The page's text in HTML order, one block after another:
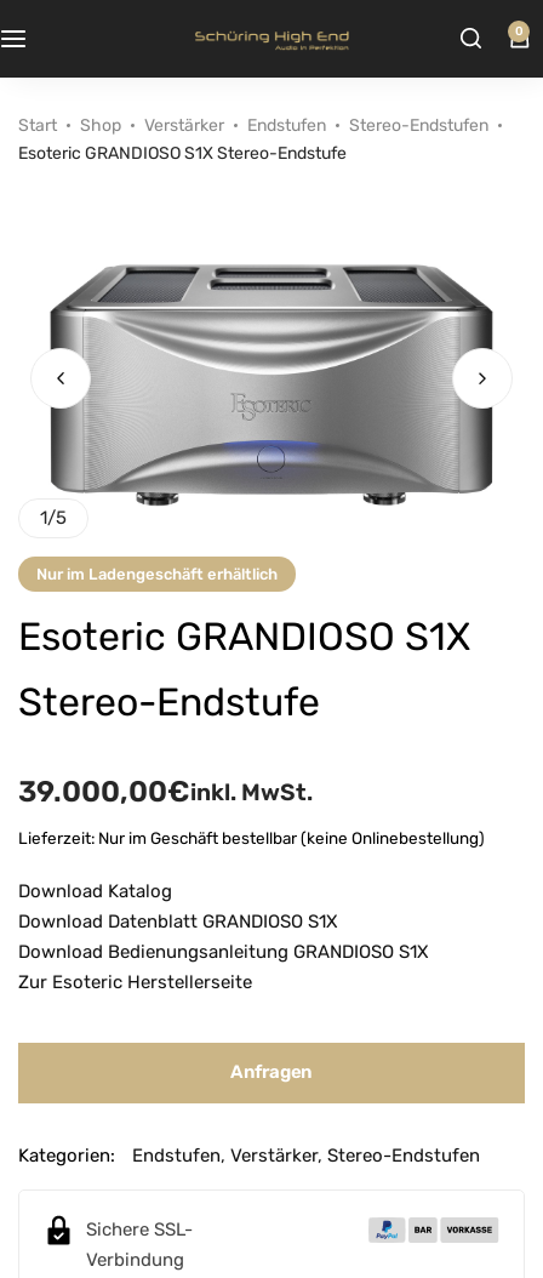
0
Start Shop Verstärker Endstufen
Stereo-Endstufen
Esoteric GRANDIOSO S1X Stereo-Endstufe
1/5
Nur im Ladengeschäft erhältlich
Esoteric GRANDIOSO S1X
Stereo-Endstufe
39.000,00€inkl. MwSt.
Lieferzeit: Nur im Geschäft bestellbar (keine Onlinebestellung)
Download Katalog
Download Datenblatt GRANDIOSO S1X
Download Bedienungsanleitung GRANDIOSO S1X
Zur Esoteric Herstellerseite
Anfragen
Kategorien: Endstufen, Verstärker, Stereo-Endstufen
Sichere SSL-
Verbindung